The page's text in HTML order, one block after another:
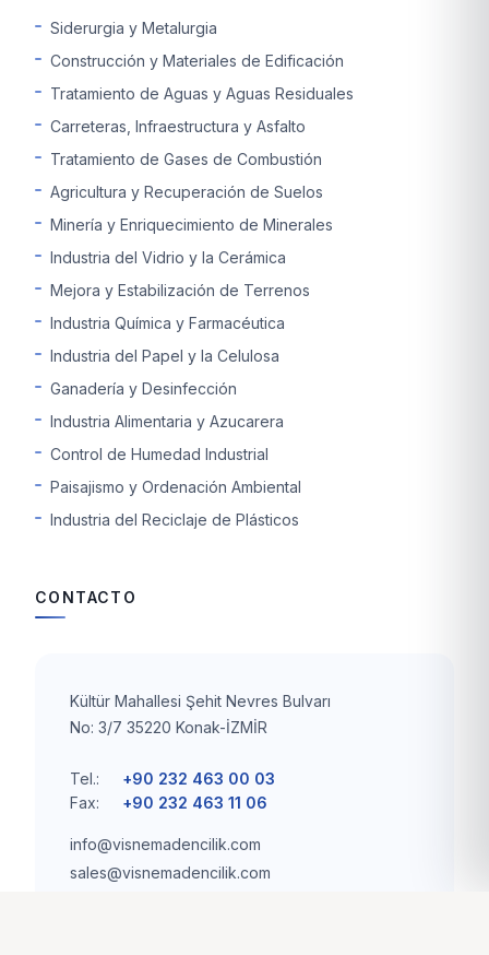
Siderurgia y Metalurgia
Construcción y Materiales de Edificación
Tratamiento de Aguas y Aguas Residuales
Carreteras, Infraestructura y Asfalto
Tratamiento de Gases de Combustión
Agricultura y Recuperación de Suelos
Minería y Enriquecimiento de Minerales
Industria del Vidrio y la Cerámica
Mejora y Estabilización de Terrenos
Industria Química y Farmacéutica
Industria del Papel y la Celulosa
Ganadería y Desinfección
Industria Alimentaria y Azucarera
Control de Humedad Industrial
Paisajismo y Ordenación Ambiental
Industria del Reciclaje de Plásticos
CONTACTO
Kültür Mahallesi Şehit Nevres Bulvarı
No: 3/7 35220 Konak-İZMİR
Tel.:
+90 232 463 00 03
Fax:
+90 232 463 11 06
info@visnemadencilik.com
sales@visnemadencilik.com